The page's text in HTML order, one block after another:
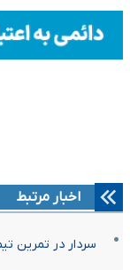
اخبار مرتبط
سردار در تمرین